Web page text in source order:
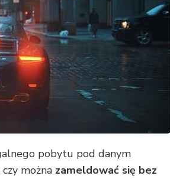
pobytu pod danym
można zameldować się bez